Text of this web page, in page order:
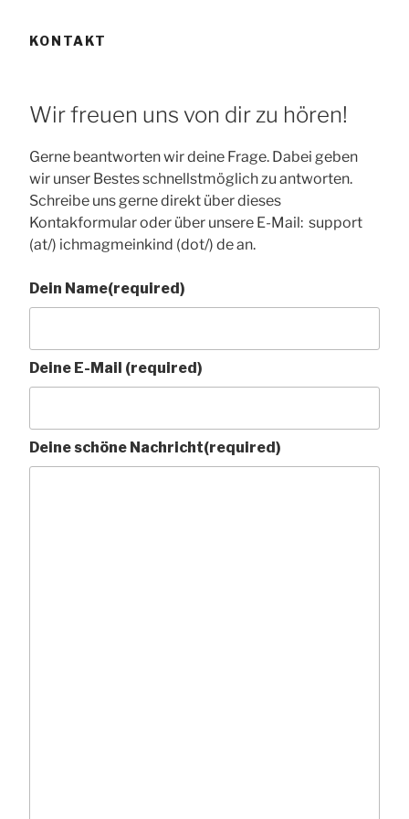
KONTAKT
Wir freuen uns von dir zu hören!
Gerne beantworten wir deine Frage. Dabei geben
wir unser Bestes schnellstmöglich zu antworten.
Schreibe uns gerne direkt über dieses
Kontakformular oder über unsere E-Mail: support
(at/) ichmagmeinkind (dot/) de an.
Dein Name(required)
Deine E-Mail (required)
Deine schöne Nachricht(required)